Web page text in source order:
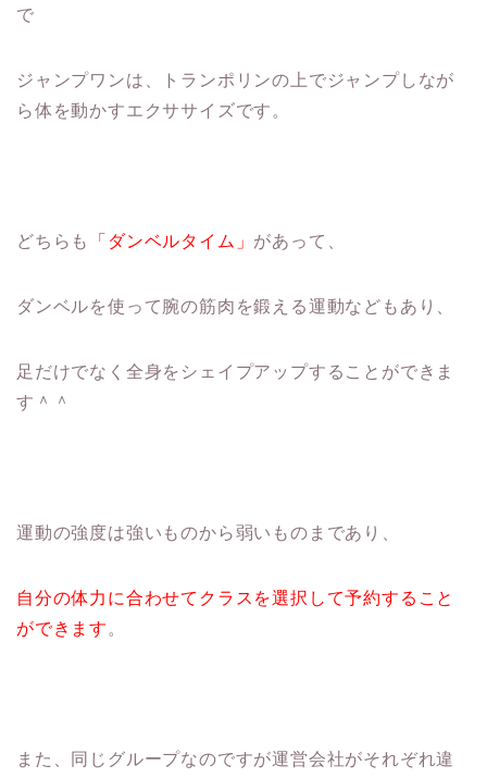
で
ジャンプワンは、トランポリンの上でジャンプしなが
ら体を動かすエクササイズです。
どちらも 「ダンベルタイム」 があって、
ダンベルを使って腕の筋肉を鍛える運動などもあり、
足だけでなく全身をシェイプアップすることができま
す＾＾
運動の強度は強いものから弱いものまであり、
自分の体力に合わせてクラスを選択して予約すること
ができます 。
また、同じグループなのですが運営会社がそれぞれ違